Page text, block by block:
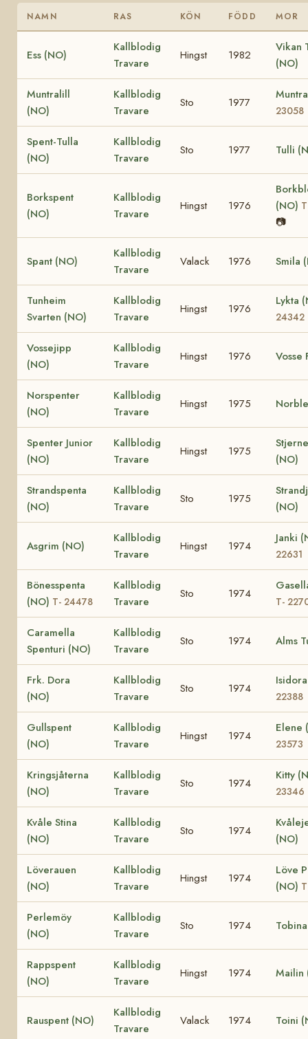
NAMN RAS KÖN FÖDD MOR
Ess (NO)
Kallblodig
Travare
Hingst 1982
Vikan
(NO)
Muntralill
(NO)
Kallblodig
Travare
Sto 1977
23058
Spent-Tulla
(NO)
Kallblodig
Travare
Sto 1977 Tulli
Borkspent
(NO)
Kallblodig
Travare
Hingst 1976
(NO)
📷
Spant (NO)
Kallblodig
Travare
Valack 1976 Smila
Tunheim
Svarten (NO)
Kallblodig
Travare
Hingst 1976
Lykta
24342
Vossejipp
(NO)
Kallblodig
Travare
Hingst 1976 Vosse
Norspenter
(NO)
Kallblodig
Travare
Hingst 1975
Spenter Junior
(NO)
Kallblodig
Travare
Hingst 1975
(NO)
Strandspenta
(NO)
Kallblodig
Travare
Sto 1975
(NO)
Asgrim (NO)
Kallblodig
Travare
Hingst 1974
Janki
22631
Bönesspenta
(NO) T- 24478
Kallblodig
Travare
Sto 1974
T-
Caramella
Spenturi (NO)
Kallblodig
Travare
Sto 1974 Alms
Frk. Dora
(NO)
Kallblodig
Travare
Sto 1974
22388
Gullspent
(NO)
Kallblodig
Travare
Hingst 1974
Elene
23573
Kringsjåterna
(NO)
Kallblodig
Travare
Sto 1974
Kitty
23346
Kvåle Stina
(NO)
Kallblodig
Travare
Sto 1974
(NO)
Löverauen
(NO)
Kallblodig
Travare
Hingst 1974
Löve
(NO)
Perlemöy
(NO)
Kallblodig
Travare
Sto 1974
Rappspent
(NO)
Kallblodig
Travare
Hingst 1974 Mailin
Rauspent (NO)
Kallblodig
Travare
Valack 1974 Toini